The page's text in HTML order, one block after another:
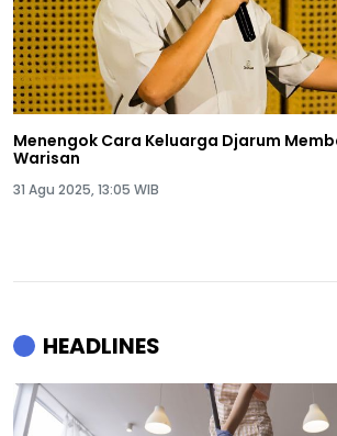
Menengok Cara Keluarga Djarum
Warisan
31 Agu 2025, 13:05 WIB
HEADLINES